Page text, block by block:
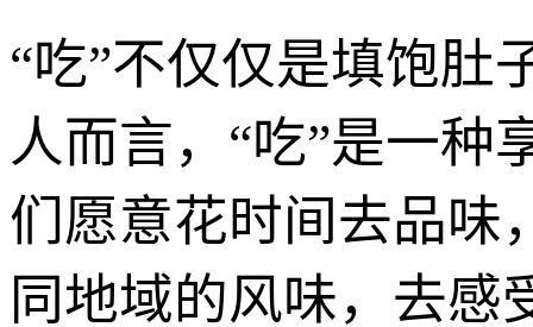
“吃”不仅仅是填饱肚
人而言，“吃”是一种
们愿意花时间去品味
同地域的风味，去感